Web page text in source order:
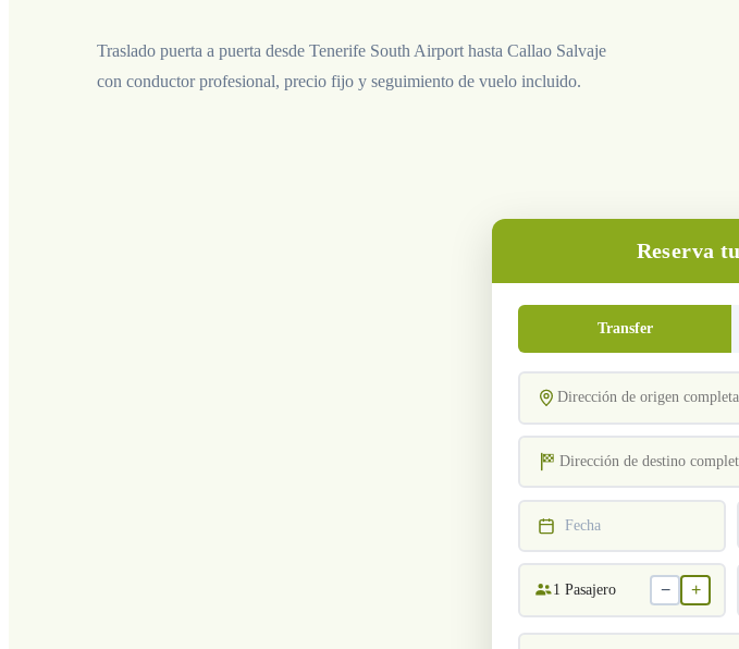
Traslado puerta a puerta desde Tenerife South Airport hasta Callao Salvaje
con conductor profesional, precio fijo y seguimiento de vuelo incluido.
Reserva
Transfer
Fecha
1 Pasajero − +